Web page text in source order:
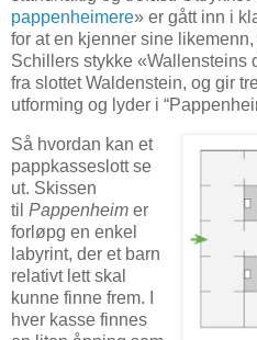
pappenheimere» er gått inn i
for at en kjenner sine
Schillers stykke «Wallensteins
fra slottet Waldenstein, og gir
utforming og lyder i
Så hvordan kan et
pappkasseslott se
ut. Skissen
til Pappenheim er
forløpg en enkel
labyrint, der et barn
relativt lett skal
kunne finne frem. I
hver kasse finnes